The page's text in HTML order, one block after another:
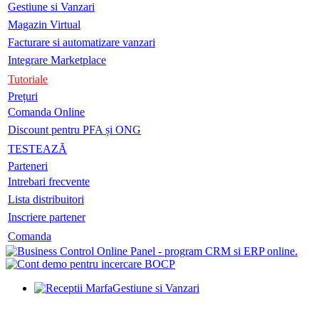
Gestiune si Vanzari
Magazin Virtual
Facturare si automatizare vanzari
Integrare Marketplace
Tutoriale
Prețuri
Comanda Online
Discount pentru PFA și ONG
TESTEAZĂ
Parteneri
Intrebari frecvente
Lista distribuitori
Inscriere partener
Comanda
Gestiune si Vanzari